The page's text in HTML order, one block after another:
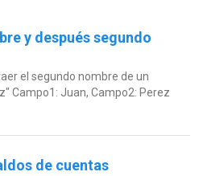
y después segundo
el segundo nombre de un
Campo1: Juan, Campo2: Perez
de cuentas